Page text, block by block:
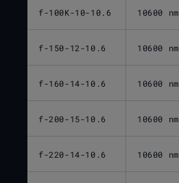
f-100K-10-10.6 10600 nm
f-150-12-10.6 10600 nm
f-160-14-10.6 10600 nm
f-200-15-10.6 10600 nm
f-220-14-10.6 10600 nm